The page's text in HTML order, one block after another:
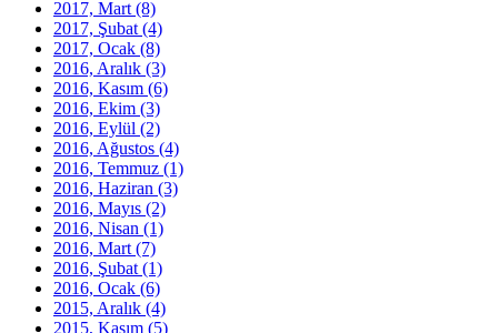
2017, Mart (8)
2017, Şubat (4)
2017, Ocak (8)
2016, Aralık (3)
2016, Kasım (6)
2016, Ekim (3)
2016, Eylül (2)
2016, Ağustos (4)
2016, Temmuz (1)
2016, Haziran (3)
2016, Mayıs (2)
2016, Nisan (1)
2016, Mart (7)
2016, Şubat (1)
2016, Ocak (6)
2015, Aralık (4)
2015, Kasım (5)